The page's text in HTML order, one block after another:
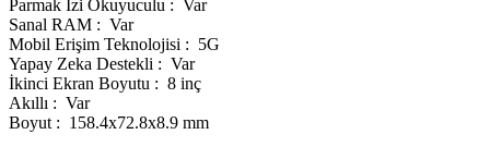
Parmak İzi Okuyuculu : Var
Sanal RAM : Var
Mobil Erişim Teknolojisi : 5G
Yapay Zeka Destekli : Var
İkinci Ekran Boyutu : 8 inç
Akıllı : Var
Boyut : 158.4x72.8x8.9 mm